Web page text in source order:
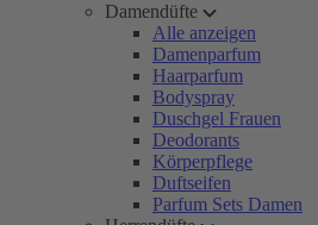
Damendüfte
Alle anzeigen
Damenparfum
Haarparfum
Bodyspray
Duschgel Frauen
Deodorants
Körperpflege
Duftseifen
Parfum Sets Damen